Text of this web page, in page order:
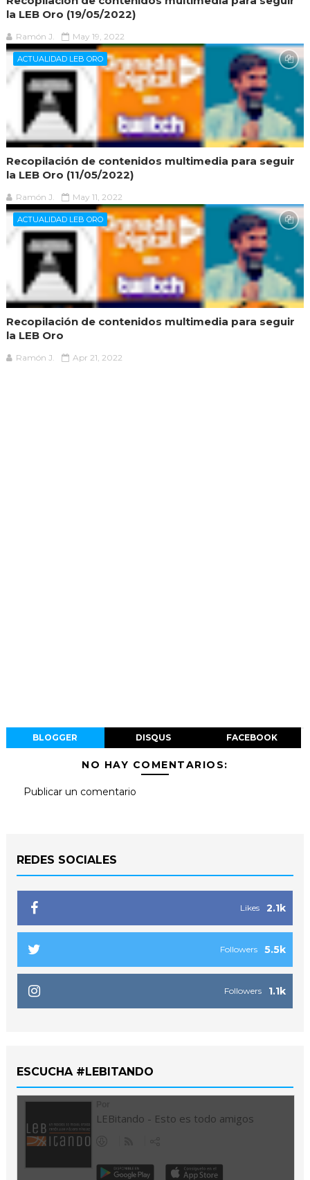
la LEB Oro (19/05/2022)
Ramón J. May 19, 2022
ACTUALIDAD LEB ORO
Recopilación de contenidos multimedia para seguir
la LEB Oro (11/05/2022)
Ramón J. May 11, 2022
ACTUALIDAD LEB ORO
Recopilación de contenidos multimedia para seguir
la LEB Oro
Ramón J. Apr 21, 2022
BLOGGER DISQUS FACEBOOK
NO HAY COMENTARIOS:
Publicar un comentario
REDES SOCIALES
2.1k
Likes
5.5k
Followers
1.1k
Followers
ESCUCHA #LEBITANDO